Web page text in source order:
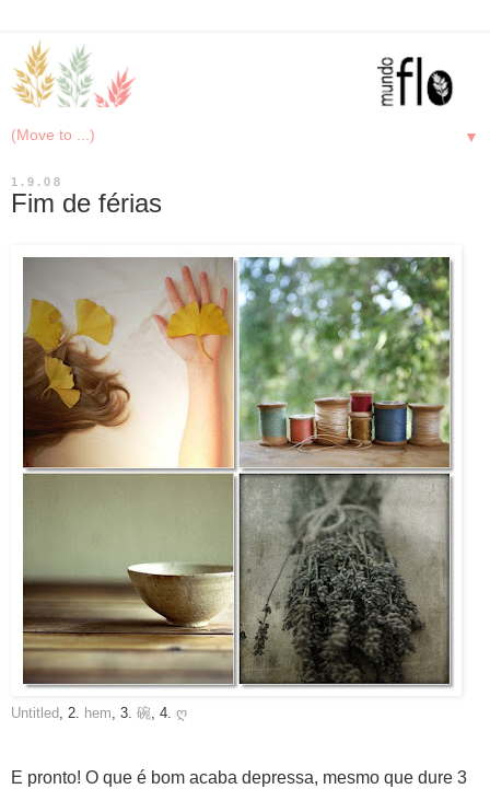
▼
1.9.08
Fim de férias
Untitled, 2. hem, 3. 碗, 4. ღ
E pronto! O que é bom acaba depressa, mesmo que dure 3